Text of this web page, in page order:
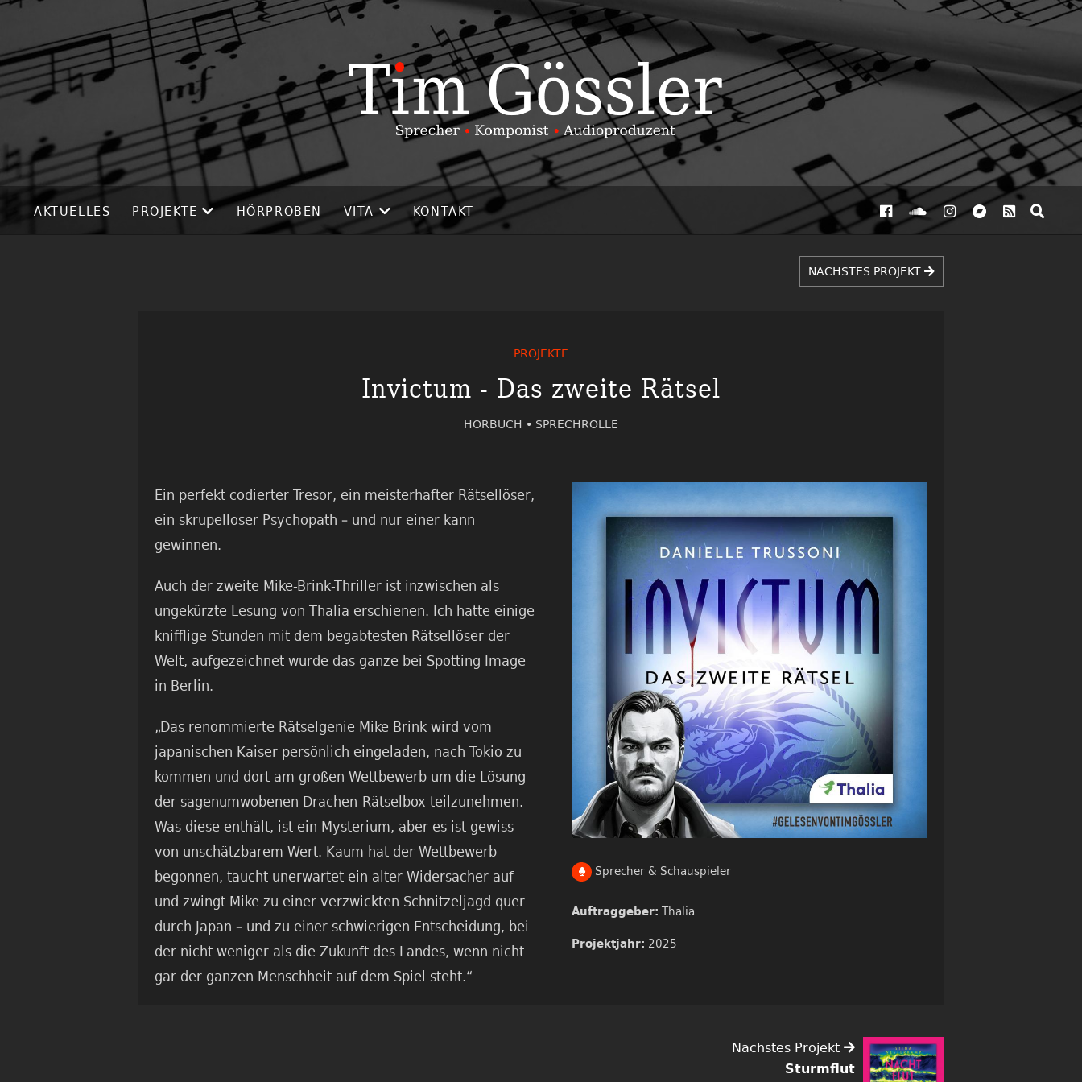
AKTUELLES PROJEKTE HÖRPROBEN VITA KONTAKT
NÄCHSTES PROJEKT
PROJEKTE
Invictum - Das zweite Rätsel
HÖRBUCH • SPRECHROLLE
Sprecher & Schauspieler
Auftraggeber: Thalia
Projektjahr: 2025
Ein perfekt codierter Tresor, ein meisterhafter Rätsellöser,
ein skrupelloser Psychopath – und nur einer kann
gewinnen.
Auch der zweite Mike-Brink-Thriller ist inzwischen als
ungekürzte Lesung von Thalia erschienen. Ich hatte einige
knifflige Stunden mit dem begabtesten Rätsellöser der
Welt, aufgezeichnet wurde das ganze bei Spotting Image
in Berlin.
„Das renommierte Rätselgenie Mike Brink wird vom
japanischen Kaiser persönlich eingeladen, nach Tokio zu
kommen und dort am großen Wettbewerb um die Lösung
der sagenumwobenen Drachen-Rätselbox teilzunehmen.
Was diese enthält, ist ein Mysterium, aber es ist gewiss
von unschätzbarem Wert. Kaum hat der Wettbewerb
begonnen, taucht unerwartet ein alter Widersacher auf
und zwingt Mike zu einer verzwickten Schnitzeljagd quer
durch Japan – und zu einer schwierigen Entscheidung, bei
der nicht weniger als die Zukunft des Landes, wenn nicht
gar der ganzen Menschheit auf dem Spiel steht.“
Nächstes Projekt
Sturmflut